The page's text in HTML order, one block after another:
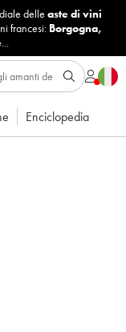
delle aste di vini
francesi: Borgogna,
...
Enciclopedia